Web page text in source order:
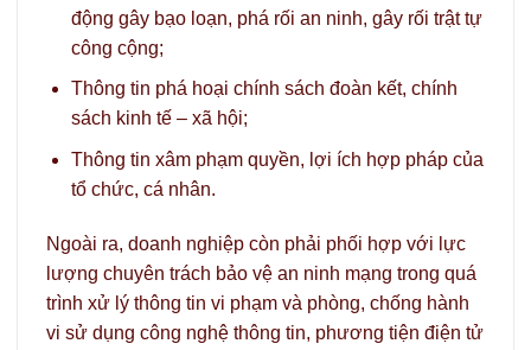
động gây bạo loạn, phá rối an ninh, gây rối trật tự
công cộng;
Thông tin phá hoại chính sách đoàn kết, chính
sách kinh tế – xã hội;
Thông tin xâm phạm quyền, lợi ích hợp pháp của
tổ chức, cá nhân.
Ngoài ra, doanh nghiệp còn phải phối hợp với lực
lượng chuyên trách bảo vệ an ninh mạng trong quá
trình xử lý thông tin vi phạm và phòng, chống hành
vi sử dụng công nghệ thông tin, phương tiện điện tử